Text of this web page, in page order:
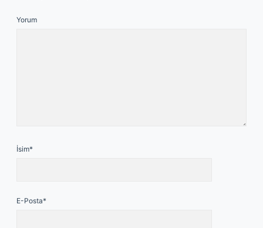
Yorum
İsim*
E-Posta*